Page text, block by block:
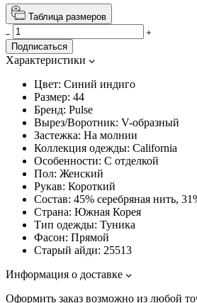
Таблица размеров
Подписаться
Характеристики
Цвет: Синий индиго
Размер: 44
Бренд: Pulse
Вырез/Воротник: V-образный
Застежка: На молнии
Коллекция одежды: California
Особенности: С отделкой
Пол: Женский
Рукав: Короткий
Состав: 45% серебряная нить,
Страна: Южная Корея
Тип одежды: Туника
Фасон: Прямой
Старый айди: 25513
Информация о доставке
Оформить заказ возможно из любой